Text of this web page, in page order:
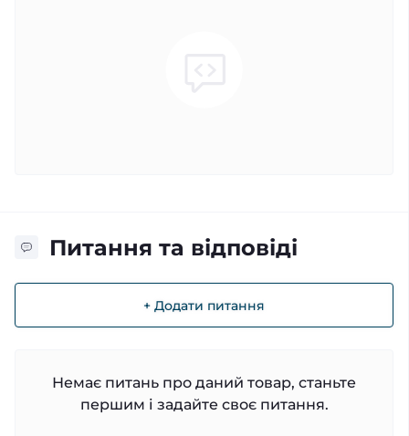
Питання та відповіді
+ Додати питання
Немає питань про даний товар, станьте
першим і задайте своє питання.